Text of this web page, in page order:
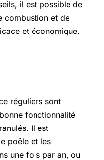
il est possible de
combustion et de
et économique.
réguliers sont
fonctionnalité
Il est
poêle et les
une fois par an, ou